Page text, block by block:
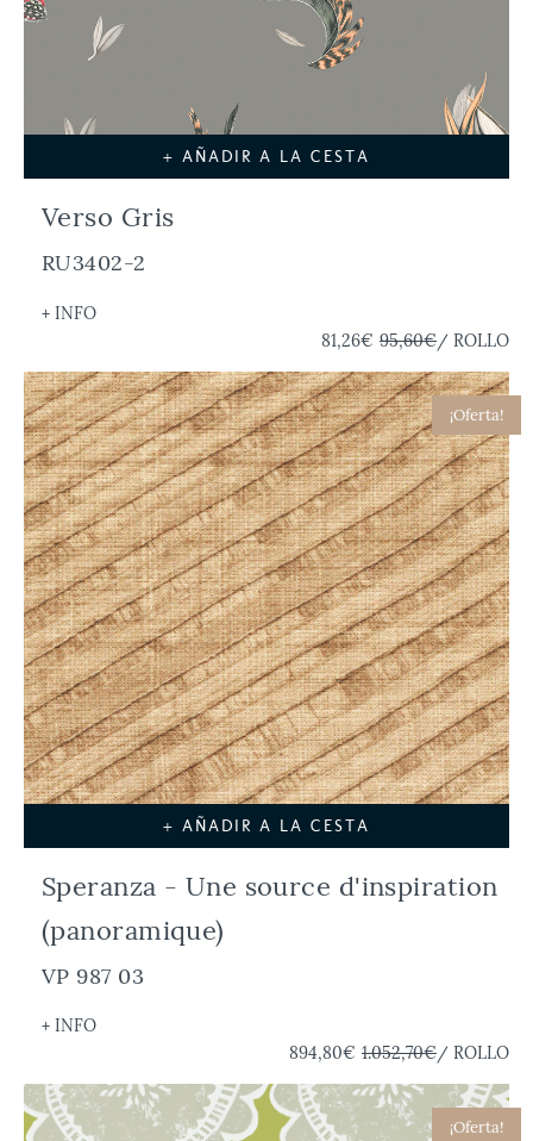
+ AÑADIR A LA CESTA
Verso Gris
RU3402-2
+ INFO
81,26€ 95,60€/ ROLLO
¡Oferta!
+ AÑADIR A LA CESTA
Speranza - Une source d'inspiration
(panoramique)
VP 987 03
+ INFO
894,80€ 1.052,70€/ ROLLO
¡Oferta!